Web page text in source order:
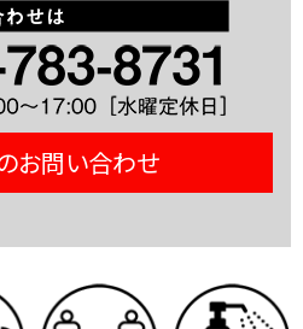
お問い合わせ